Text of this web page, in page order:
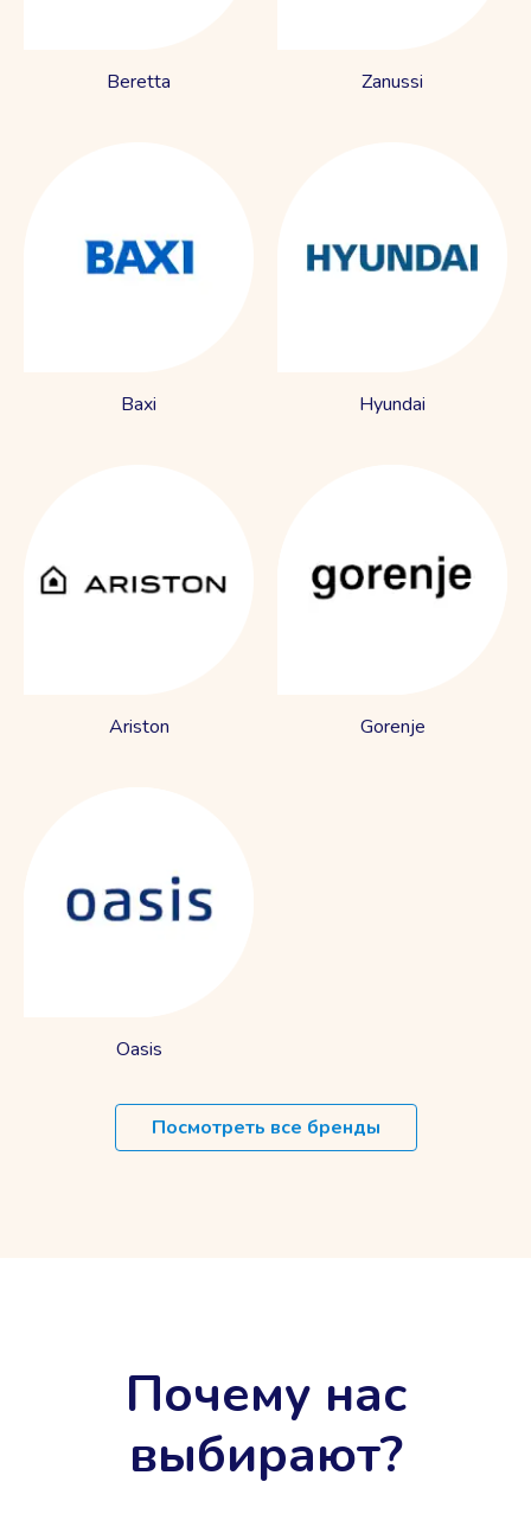
Beretta Zanussi
Baxi Hyundai
Ariston Gorenje
Oasis
Посмотреть все бренды
Почему нас
выбирают?